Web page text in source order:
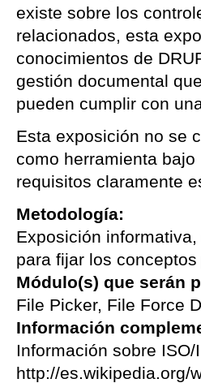
existe sobre los
relacionados, esta
conocimientos de
gestión documental
pueden cumplir con
Esta exposición no se
como herramienta
requisitos claramente
Metodología:
Exposición
para fijar los conceptos
Módulo(s) que serán
File Picker, File Force
Información
Información sobre
http://es.wikipedia.org/